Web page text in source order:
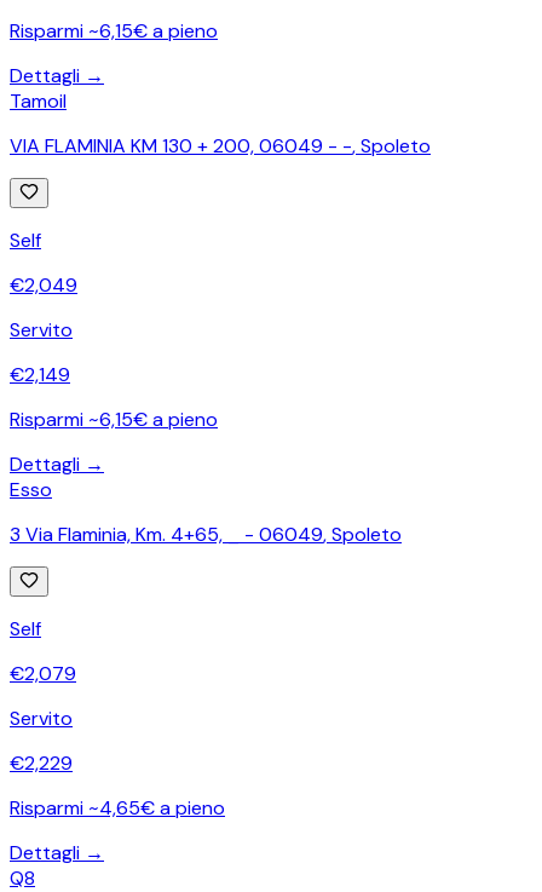
Risparmi ~6,15€ a pieno
Dettagli →
Tamoil
VIA FLAMINIA KM 130 + 200, 06049 - -,Spoleto
Self
€2,049
Servito
€2,149
Risparmi ~6,15€ a pieno
Dettagli →
Esso
3 Via Flaminia, Km. 4+65, _ - 06049,Spoleto
Self
€2,079
Servito
€2,229
Risparmi ~4,65€ a pieno
Dettagli →
Q8